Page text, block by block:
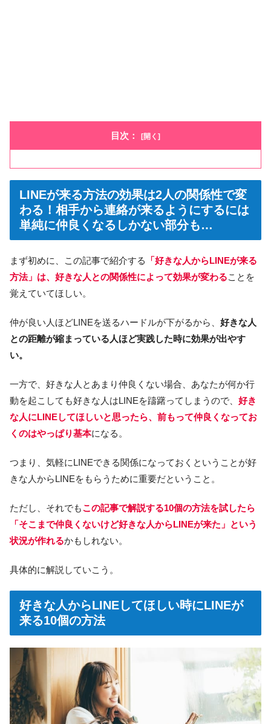
目次：
LINEが来る方法の効果は2人の関係性で変
わる！相手から連絡が来るようにするには
単純に仲良くなるしかない部分も…
まず初めに、この記事で紹介する
「好きな人からLINEが来る
方法」は、好きな人との関係性によって効果が変わることを
覚えていてほしい。
仲が良い人ほどLINEを送るハードルが下がるから、 好きな人
との距離が縮まっている人ほど実践した時に効果が出やす
い。
一方で、好きな人とあまり仲良くない場合、あなたが何か行
動を起こしても好きな人はLINEを躊躇ってしまうので、 好き
な人にLINEしてほしいと思ったら、前もって仲良くなってお
くのはやっぱり基本になる。
つまり、気軽にLINEできる関係になっておくということが好
きな人からLINEをもらうために重要だということ。
ただし、それでもこの記事で解説する10個の方法を試したら
「そこまで仲良くないけど好きな人からLINEが来た」という
状況が作れるかもしれない。
具体的に解説していこう。
好きな人からLINEしてほしい時にLINEが
来る10個の方法